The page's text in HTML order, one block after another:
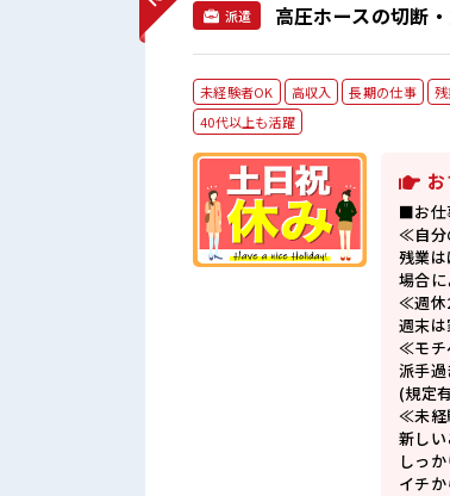
派遣 高圧ホースの切断
未経験者OK 高収入 長期の仕事
40代以上も活躍
■お仕
≪自分
残業は
場合
≪週
週末
≪モチ
派手
(規定
≪未経
新しい
しっ
イチ